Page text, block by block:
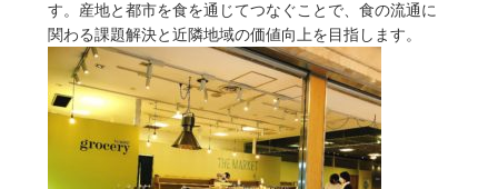
す。産地と都市を食を通じてつなぐことで、食の流通に
関わる課題解決と近隣地域の価値向上を目指します。